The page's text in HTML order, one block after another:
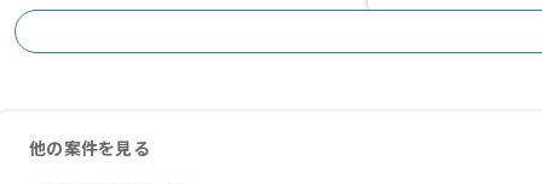
他の案件を見る